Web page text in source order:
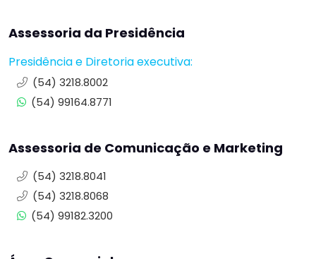
Assessoria da Presidência
Presidência e Diretoria executiva:
(54) 3218.8002
(54) 99164.8771
Assessoria de Comunicação e Marketing
(54) 3218.8041
(54) 3218.8068
(54) 99182.3200